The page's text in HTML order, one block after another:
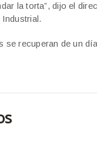
la torta”, dijo el
se recuperan de un